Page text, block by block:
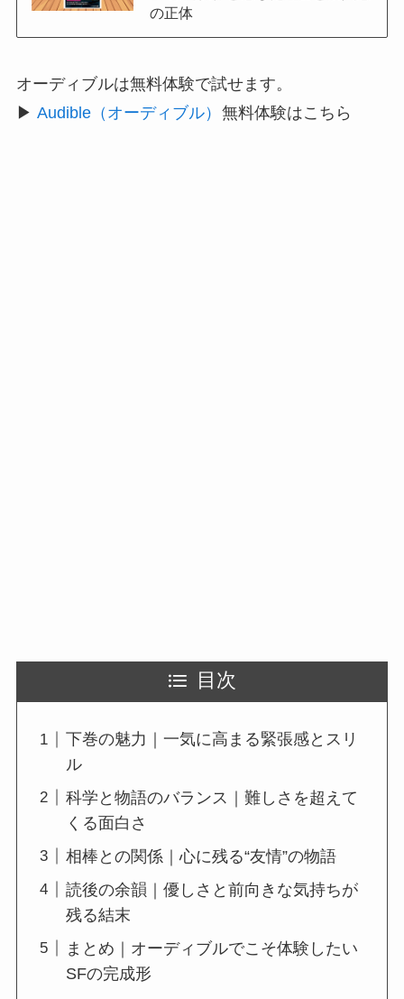
の正体
オーディブルは無料体験で試せます。
▶ Audible（オーディブル） 無料体験はこちら
目次
下巻の魅力｜一気に高まる緊張感とスリ
ル
科学と物語のバランス｜難しさを超えて
くる面白さ
相棒との関係｜心に残る“友情”の物語
読後の余韻｜優しさと前向きな気持ちが
残る結末
まとめ｜オーディブルでこそ体験したい
SFの完成形